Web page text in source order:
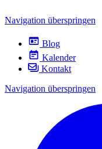
Navigation überspringen
Blog
Kalender
Kontakt
Navigation überspringen